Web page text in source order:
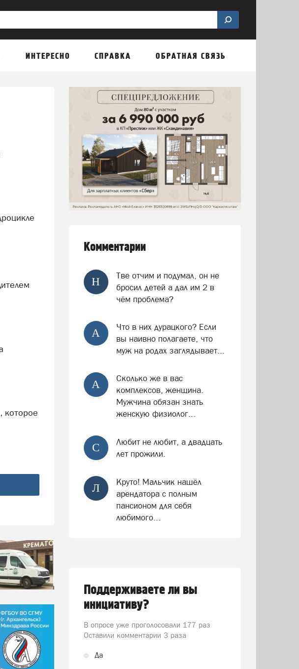
ИНТЕРЕСНО СПРАВКА ОБРАТНАЯ СВЯЗЬ
Комментарии
Н
Тве отчим и подумал, он не
бросил детей а дал им 2 в
чём проблема?
А
Что в них дурацкого? Если
вы наивно полагаете, что
муж на родах заглядывает...
А
Сколько же в вас
комплексов, женщина.
Мужчина обязан знать
женскую физиолог...
С
Любит не любит, а двадцать
лет прожили.
Л
Круто! Мальчик нашёл
арендатора с полным
пансионом для себя
любимого...
Поддерживаете ли вы
инициативу?
В опросе уже проголосовали 177 раз
Оставили комментарии 3 раза
Да